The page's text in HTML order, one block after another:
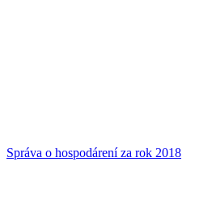
Správa o hospodárení za rok 2018